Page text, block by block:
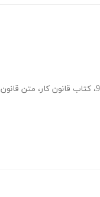
، کتاب قانون کار، متن قانون